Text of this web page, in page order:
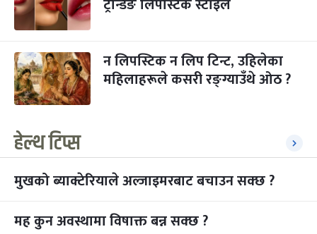
न लिपस्टिक न लिप टिन्ट, उहिलेका
महिलाहरूले कसरी रङ्ग्याउँथे ओठ ?
हेल्थ टिप्स
मुखको ब्याक्टेरियाले अल्जाइमरबाट बचाउन सक्छ ?
मह कुन अवस्थामा विषाक्त बन्न सक्छ ?